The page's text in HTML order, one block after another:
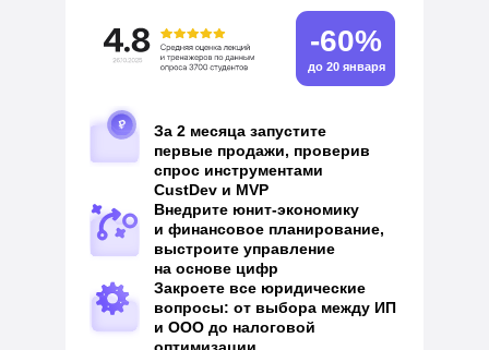
За 2 месяца запустите
первые продажи, проверив
спрос инструментами
CustDev и MVP
Внедрите юнит-экономику
и финансовое планирование,
выстроите управление
на основе цифр
Закроете все юридические
вопросы: от выбора между ИП
и ООО до налоговой
-60%
до 20 января